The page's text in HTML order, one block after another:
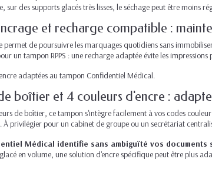
sur des supports glacés très lisses, le séchage peut être moins
et recharge compatible :
permet de poursuivre les marquages quotidiens sans
un tampon RPPS : une recharge adaptée évite les impressions
adaptées au tampon Confidentiel Médical.
boîtier et 4 couleurs d'encre :
de boîtier, ce tampon s'intègre facilement à vos codes
privilégier pour un cabinet de groupe ou un secrétariat
Médical identifie sans ambiguïté vos documents
en volume, une solution d'encre spécifique peut être plus